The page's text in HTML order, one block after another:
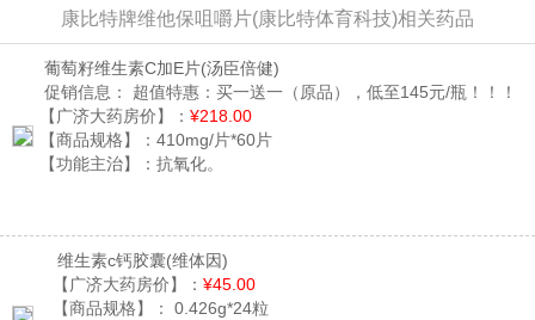
康比特牌维他保咀嚼片(康比特体育科技)相关药品
葡萄籽维生素C加E片(汤臣倍健)
促销信息：
超值特惠：买一送一（原品），低至145元/瓶！！！
【广济大药房价】： ¥218.00
【商品规格】： 410mg/片*60片
【功能主治】： 抗氧化。
维生素c钙胶囊(维体因)
【广济大药房价】： ¥45.00
【商品规格】：
0.426g*24粒